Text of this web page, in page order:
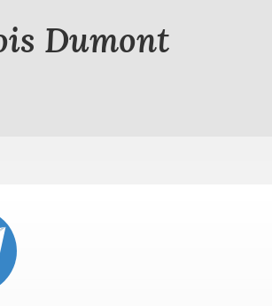
Dumont